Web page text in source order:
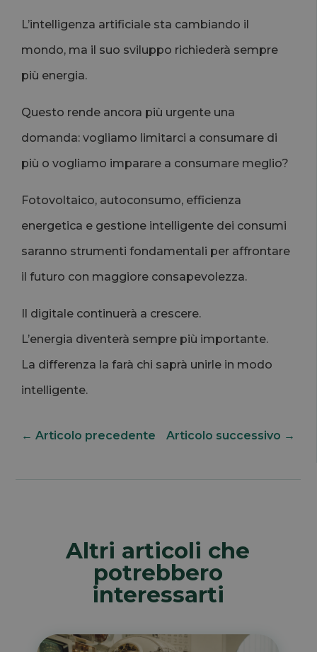
L’intelligenza artificiale sta cambiando il
mondo, ma il suo sviluppo richiederà sempre
più energia.
Questo rende ancora più urgente una
domanda: vogliamo limitarci a consumare di
più o vogliamo imparare a consumare meglio?
Fotovoltaico, autoconsumo, efficienza
energetica e gestione intelligente dei consumi
saranno strumenti fondamentali per affrontare
il futuro con maggiore consapevolezza.
Il digitale continuerà a crescere.
L’energia diventerà sempre più importante.
La differenza la farà chi saprà unirle in modo
intelligente.
← Articolo precedente Articolo successivo →
Altri articoli che
potrebbero
interessarti